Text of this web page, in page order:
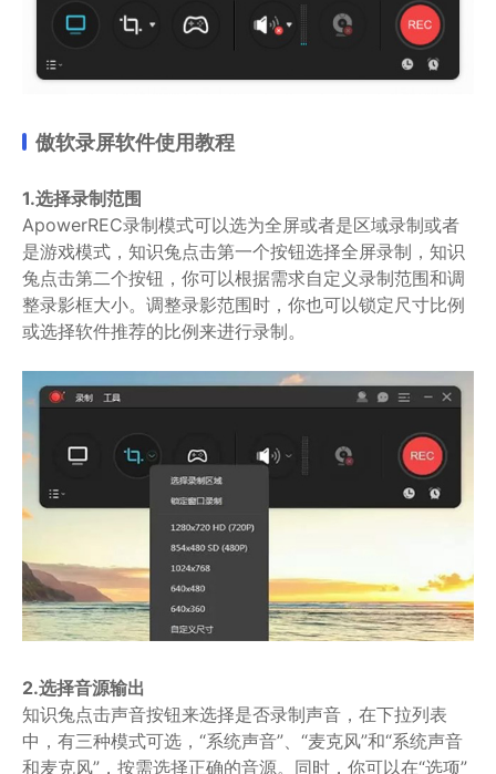
傲软录屏软件使用教程
1.选择录制范围
ApowerREC录制模式可以选为全屏或者是区域录制或者
是游戏模式，知识兔点击第一个按钮选择全屏录制，知识
兔点击第二个按钮，你可以根据需求自定义录制范围和调
整录影框大小。调整录影范围时，你也可以锁定尺寸比例
或选择软件推荐的比例来进行录制。
2.选择音源输出
知识兔点击声音按钮来选择是否录制声音，在下拉列表
中，有三种模式可选，“系统声音”、“麦克风”和“系统声音
和麦克风”，按需选择正确的音源。同时，你可以在“选项”